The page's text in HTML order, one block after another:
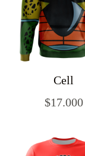
Cell
$17.000